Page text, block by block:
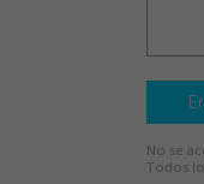
No se
Todos